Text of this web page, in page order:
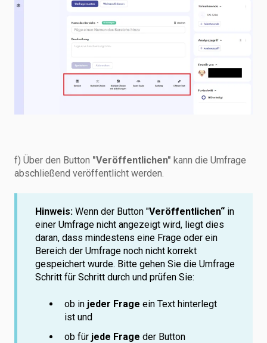
f) Über den Button "Veröffentlichen" kann die Umfrage
abschließend veröffentlicht werden.
Hinweis: Wenn der Button "Veröffentlichen“ in
einer Umfrage nicht angezeigt wird, liegt dies
daran, dass mindestens eine Frage oder ein
Bereich der Umfrage noch nicht korrekt
gespeichert wurde. Bitte gehen Sie die Umfrage
Schritt für Schritt durch und prüfen Sie:
ob in jeder Frage ein Text hinterlegt
ist und
ob für jede Frage der Button